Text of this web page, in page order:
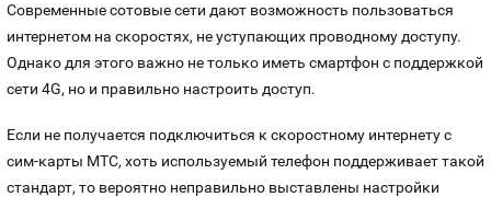
Номера
Номера
Теле2
Тарифы
ЙОТА
Продать номер
Современные сотовые сети дают возможность пользоваться
интернетом на скоростях, не уступающих проводному доступу.
Однако для этого важно не только иметь смартфон с поддержкой
сети 4G, но и правильно настроить доступ.
Если не получается подключиться к скоростному интернету с
сим-карты МТС, хоть используемый телефон поддерживает такой
стандарт, то вероятно неправильно выставлены настройки